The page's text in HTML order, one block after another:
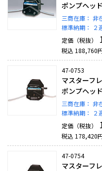
ポンプヘッ
三商在庫： 非
標準納期：
２
定価（税抜）
税込 188,760
47-0753
マスターフ
ポンプヘッ
三商在庫： 非
標準納期：
２
定価（税抜）
税込 178,420
47-0754
マスターフ